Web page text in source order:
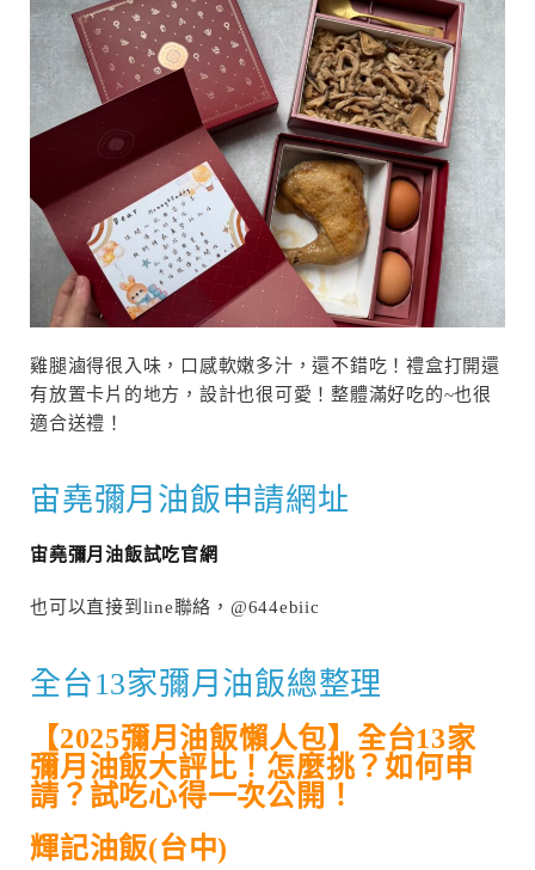
雞腿滷得很入味，口感軟嫩多汁，還不錯吃！禮盒打開還
有放置卡片的地方，設計也很可愛！整體滿好吃的~也很
適合送禮！
宙堯彌月油飯申請網址
宙堯彌月油飯試吃官網
也可以直接到line聯絡，@644ebiic
全台13家彌月油飯總整理
【2025彌月油飯懶人包】全台13家
彌月油飯大評比！怎麼挑？如何申
請？試吃心得一次公開！
輝記油飯(台中)